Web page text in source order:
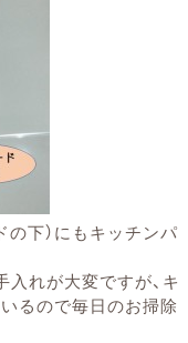
下）にもキッチンパ
れが大変ですが、キ
るので毎日のお掃除